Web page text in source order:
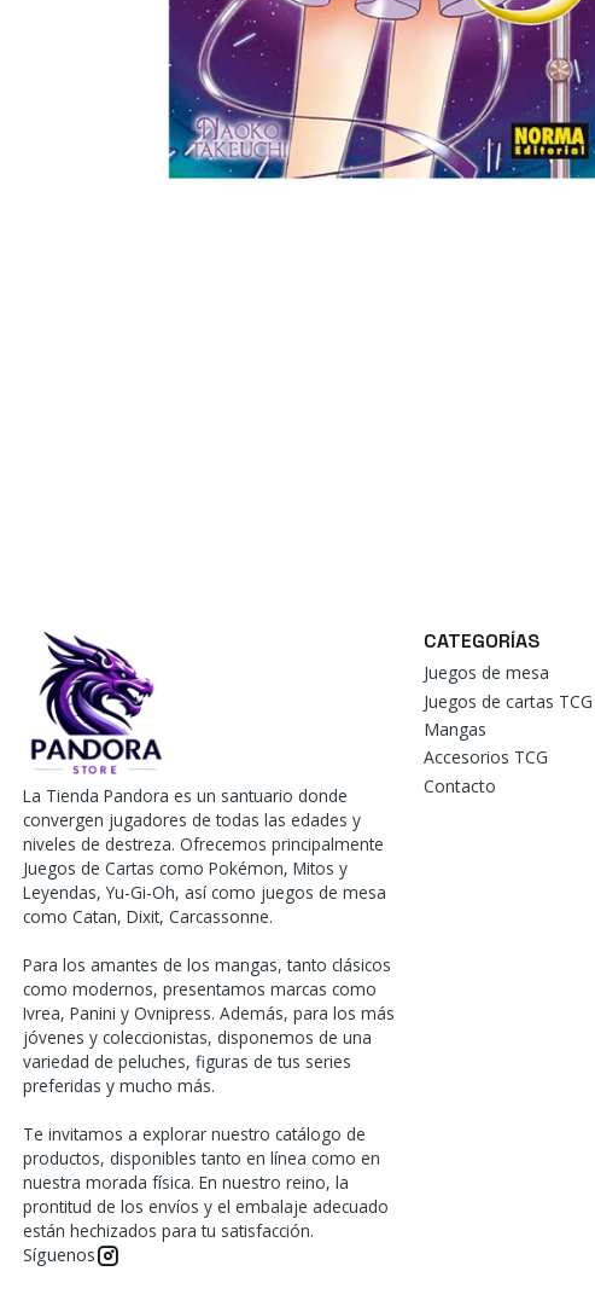
La Tienda Pandora es un santuario donde
convergen jugadores de todas las edades y
niveles de destreza. Ofrecemos principalmente
Juegos de Cartas como Pokémon, Mitos y
Leyendas, Yu-Gi-Oh, así como juegos de mesa
como Catan, Dixit, Carcassonne.
Para los amantes de los mangas, tanto clásicos
como modernos, presentamos marcas como
Ivrea, Panini y Ovnipress. Además, para los más
jóvenes y coleccionistas, disponemos de una
variedad de peluches, figuras de tus series
preferidas y mucho más.
Te invitamos a explorar nuestro catálogo de
productos, disponibles tanto en línea como en
nuestra morada física. En nuestro reino, la
prontitud de los envíos y el embalaje adecuado
están hechizados para tu satisfacción.
Síguenos
CATEGORÍAS
Juegos de mesa
Juegos de cartas TCG
Mangas
Accesorios TCG
Contacto